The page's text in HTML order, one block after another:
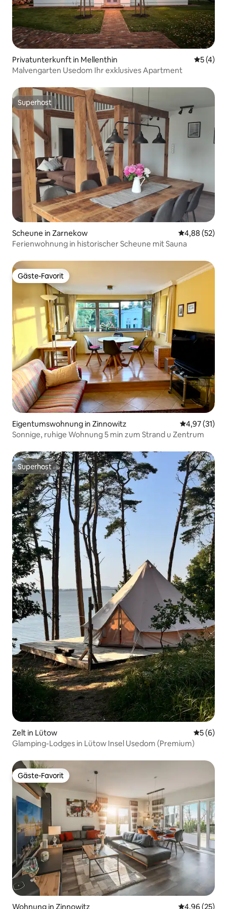
Privatunterkunft in Mellenthin
5 (4)
Malvengarten Usedom Ihr exklusives Apartment
Superhost
Superhost
Scheune in Zarnekow
4,88 (52)
Ferienwohnung in historischer Scheune mit Sauna
Gäste-Favorit
Gäste-Favorit
Eigentumswohnung in Zinnowitz
4,97 (31)
Sonnige, ruhige Wohnung 5 min zum Strand u Zentrum
Superhost
Superhost
Zelt in Lütow
5 (6)
Glamping-Lodges in Lütow Insel Usedom (Premium)
Gäste-Favorit
Gäste-Favorit
Wohnung in Zinnowitz
4,96 (25)